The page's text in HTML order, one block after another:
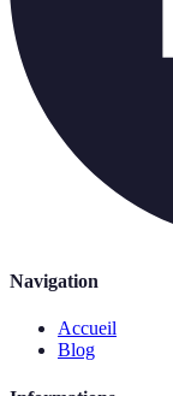
Navigation
Accueil
Blog